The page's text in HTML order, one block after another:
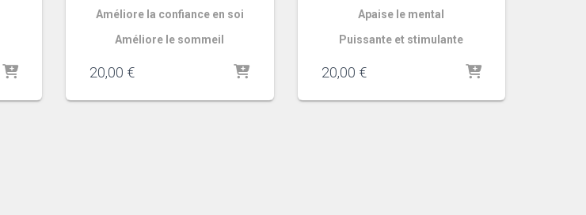
Améliore la confiance en soi
Améliore le sommeil
20,00 €
Apaise le mental
Puissante et stimulante
20,00 €